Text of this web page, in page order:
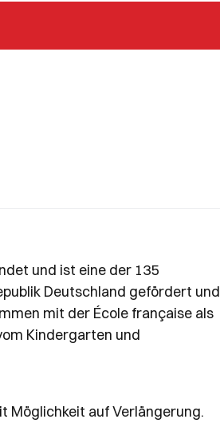
und ist eine der 135
Deutschland gefördert und
mit der École française als
Kindergarten und
Möglichkeit auf Verlängerung.